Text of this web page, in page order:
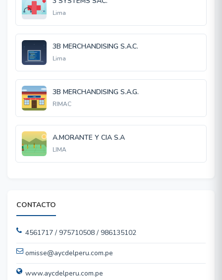
Lima
3B MERCHANDISING S.A.C.
Lima
3B MERCHANDISING S.A.G.
RIMAC
A.MORANTE Y CIA S.A
LIMA
CONTACTO
4561717 / 975710508 / 986135102
omisse@aycdelperu.com.pe
www.aycdelperu.com.pe